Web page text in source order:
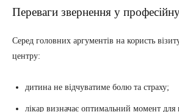
Переваги звернення у
Серед головних аргументів на користь
центру:
дитина не відчуватиме болю та страху;
лікар визначає оптимальний момент для